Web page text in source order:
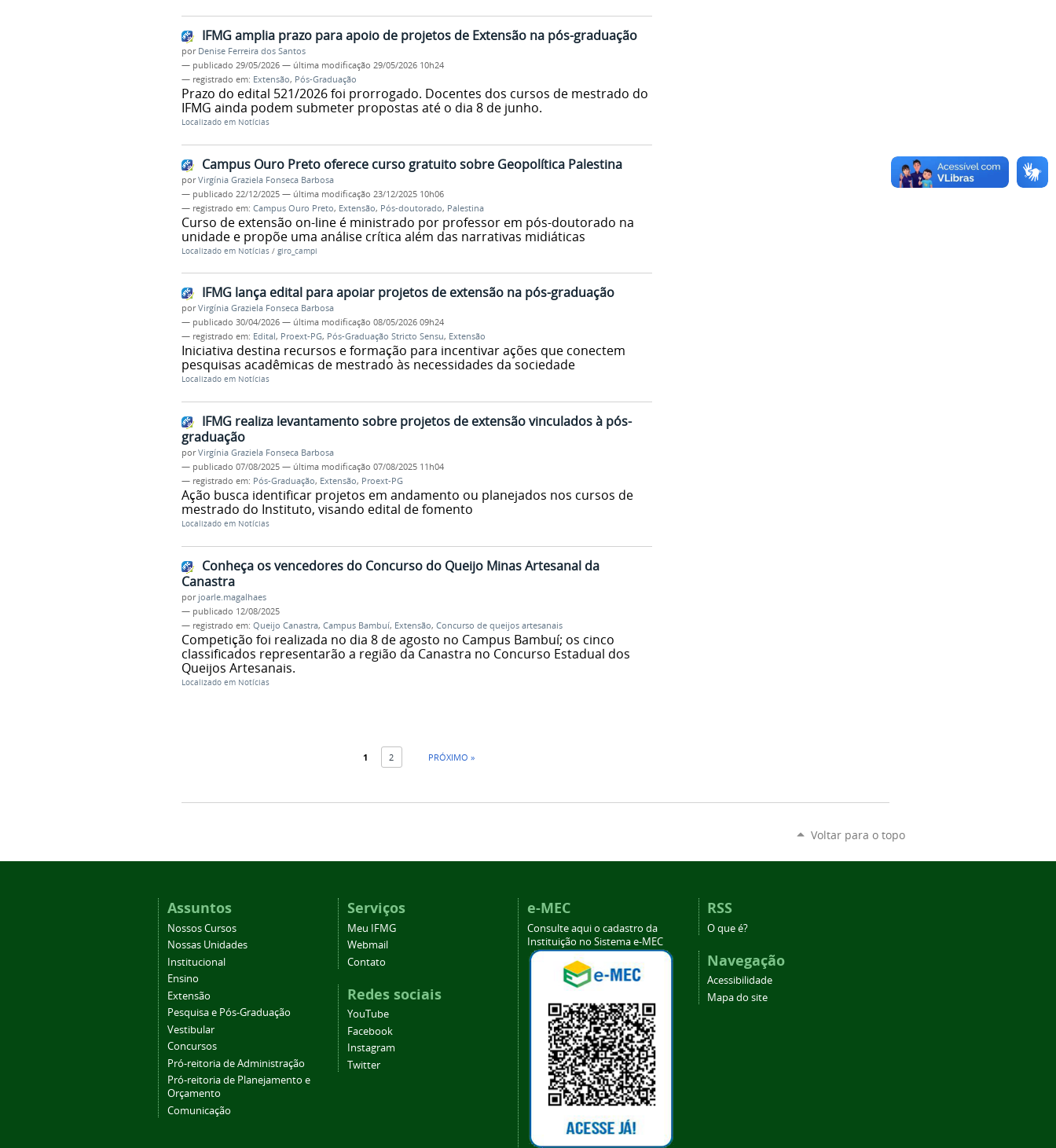
IFMG amplia prazo para apoio de projetos de Extensão na pós-graduação
por Denise Ferreira dos Santos
— publicado 29/05/2026 — última modificação 29/05/2026 10h24
— registrado em: Extensão, Pós-Graduação
Prazo do edital 521/2026 foi prorrogado. Docentes dos cursos de mestrado do
IFMG ainda podem submeter propostas até o dia 8 de junho.
Localizado em Notícias
Campus Ouro Preto oferece curso gratuito sobre Geopolítica Palestina
porVirgínia Graziela Fonseca Barbosa
— publicado 22/12/2025 — última modificação 23/12/2025 10h06
— registrado em: Campus Ouro Preto, Extensão, Pós-doutorado, Palestina
Curso de extensão on-line é ministrado por professor em pós-doutorado na
unidade e propõe uma análise crítica além das narrativas midiáticas
Localizado em Notícias / giro_campi
IFMG lança edital para apoiar projetos de extensão na pós-graduação
porVirgínia Graziela Fonseca Barbosa
— publicado 30/04/2026 — última modificação 08/05/2026 09h24
— registrado em: Edital, Proext-PG, Pós-Graduação Stricto Sensu, Extensão
Iniciativa destina recursos e formação para incentivar ações que conectem
pesquisas acadêmicas de mestrado às necessidades da sociedade
Localizado em Notícias
IFMG realiza levantamento sobre projetos de extensão vinculados à pós-
graduação
porVirgínia Graziela Fonseca Barbosa
— publicado 07/08/2025 — última modificação 07/08/2025 11h04
— registrado em: Pós-Graduação, Extensão, Proext-PG
Ação busca identificar projetos em andamento ou planejados nos cursos de
mestrado do Instituto, visando edital de fomento
Localizado em Notícias
Conheça os vencedores do Concurso do Queijo Minas Artesanal da
Canastra
por joarle.magalhaes
— publicado 12/08/2025
— registrado em: Queijo Canastra, Campus Bambuí, Extensão, Concurso de queijos artesanais
Competição foi realizada no dia 8 de agosto no Campus Bambuí; os cinco
classificados representarão a região da Canastra no Concurso Estadual dos
Queijos Artesanais.
Localizado em Notícias
1 2 PRÓXIMO »
Voltar para o topo
Assuntos
Nossos Cursos
Nossas Unidades
Institucional
Ensino
Extensão
Pesquisa e Pós-Graduação
Vestibular
Concursos
Pró-reitoria de Administração
Pró-reitoria de Planejamento e
Orçamento
Comunicação
Serviços
Meu IFMG
Webmail
Contato
Redes sociais
YouTube
Facebook
Instagram
Twitter
e-MEC
Consulte aqui o cadastro da
Instituição no Sistema e-MEC
RSS
O que é?
Navegação
Acessibilidade
Mapa do site